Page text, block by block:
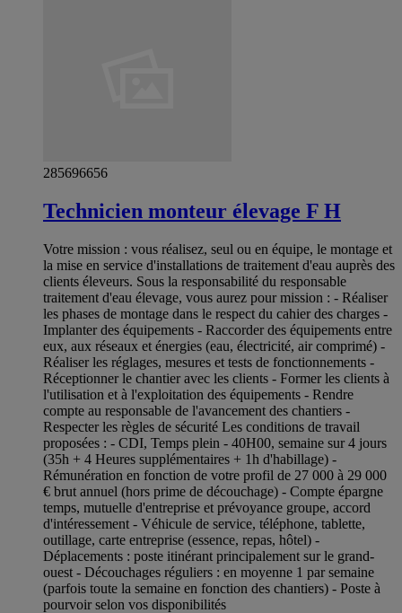
285696656
Technicien monteur élevage F H
Votre mission : vous réalisez, seul ou en équipe, le montage et
la mise en service d'installations de traitement d'eau auprès des
clients éleveurs. Sous la responsabilité du responsable
traitement d'eau élevage, vous aurez pour mission : - Réaliser
les phases de montage dans le respect du cahier des charges -
Implanter des équipements - Raccorder des équipements entre
eux, aux réseaux et énergies (eau, électricité, air comprimé) -
Réaliser les réglages, mesures et tests de fonctionnements -
Réceptionner le chantier avec les clients - Former les clients à
l'utilisation et à l'exploitation des équipements - Rendre
compte au responsable de l'avancement des chantiers -
Respecter les règles de sécurité Les conditions de travail
proposées : - CDI, Temps plein - 40H00, semaine sur 4 jours
(35h + 4 Heures supplémentaires + 1h d'habillage) -
Rémunération en fonction de votre profil de 27 000 à 29 000
€ brut annuel (hors prime de découchage) - Compte épargne
temps, mutuelle d'entreprise et prévoyance groupe, accord
d'intéressement - Véhicule de service, téléphone, tablette,
outillage, carte entreprise (essence, repas, hôtel) -
Déplacements : poste itinérant principalement sur le grand-
ouest - Découchages réguliers : en moyenne 1 par semaine
(parfois toute la semaine en fonction des chantiers) - Poste à
pourvoir selon vos disponibilités